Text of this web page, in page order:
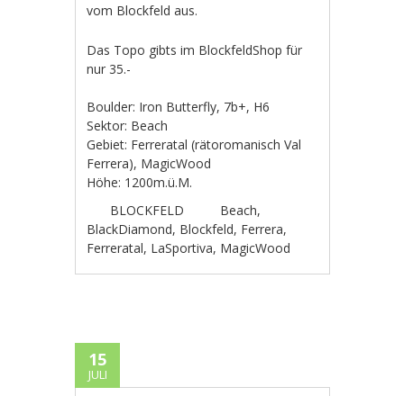
vom Blockfeld aus.
Das Topo gibts im BlockfeldShop für
nur 35.-
Boulder: Iron Butterfly, 7b+, H6
Sektor: Beach
Gebiet: Ferreratal(rätoromanisch Val
Ferrera), MagicWood
Höhe: 1200m.ü.M.
BLOCKFELD
Beach,
BlackDiamond, Blockfeld, Ferrera,
Ferreratal, LaSportiva, MagicWood
15
JULI